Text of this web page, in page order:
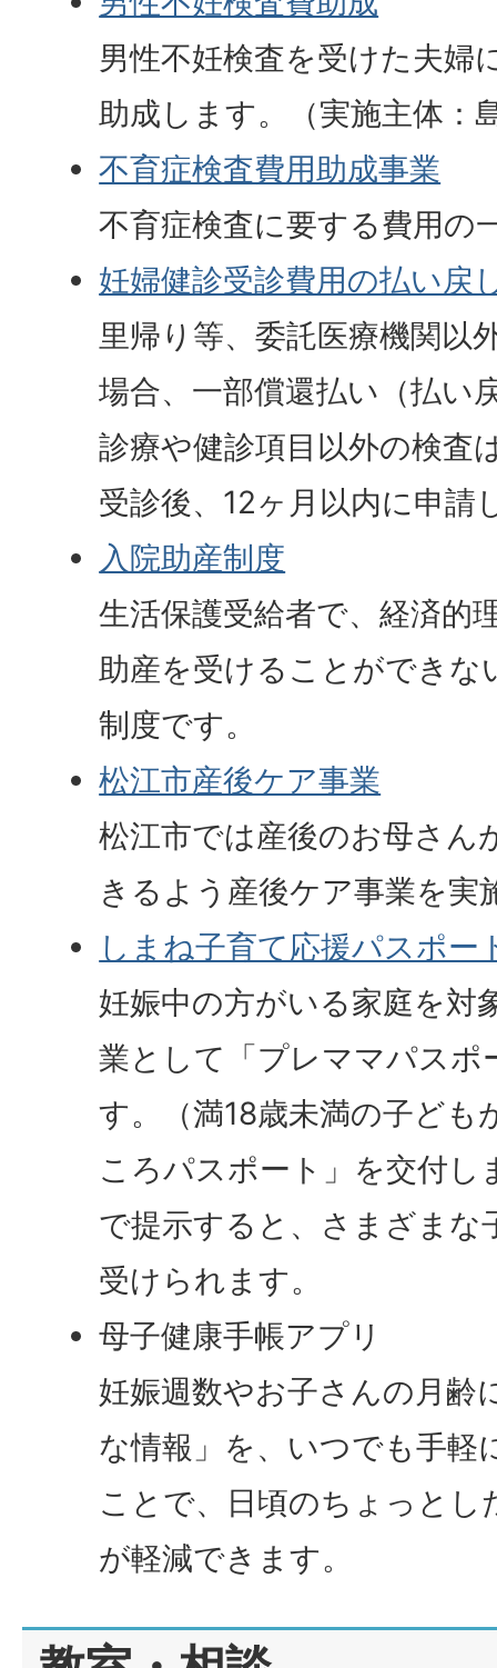
男性不妊検査を受けた夫婦
助成します。（実施主体：
不育症検査費用助成事業
不育症検査に要する費用の
妊婦健診受診費用の払い戻
里帰り等、委託医療機関以
場合、一部償還払い（払い
診療や健診項目以外の検査
受診後、12ヶ月以内に申請
入院助産制度
生活保護受給者で、経済的
助産を受けることができな
制度です。
松江市産後ケア事業
松江市では産後のお母さん
きるよう産後ケア事業を実
しまね子育て応援パスポー
妊娠中の方がいる家庭を対
業として「プレママパスポ
す。（満18歳未満の子ども
ころパスポート」を交付し
で提示すると、さまざまな
受けられます。
母子健康手帳アプリ
妊娠週数やお子さんの月齢
な情報」を、いつでも手軽
ことで、日頃のちょっと
が軽減できます。